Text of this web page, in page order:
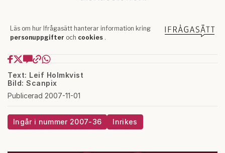
Text: Leif Holmkvist
Bild: Scanpix
Publicerad 2007-11-01
Ingår i nummer 2007-36 Inrikes